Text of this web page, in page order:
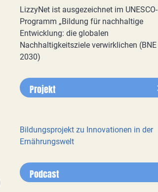
LizzyNet ist ausgezeichnet im UNESCO-
Programm „Bildung für nachhaltige
Entwicklung: die globalen
Nachhaltigkeitsziele verwirklichen (BNE
2030)
Projekt
Bildungsprojekt zu Innovationen in der
Ernährungswelt
Podcast